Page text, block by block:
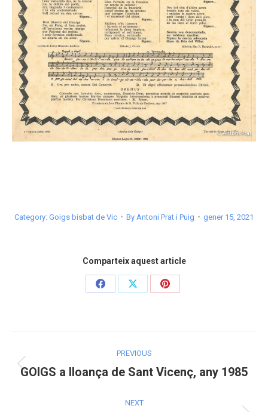
Category: Goigs bisbat de Vic By Antoni Prat i Puig gener 15, 2021
Comparteix aquest article
Share
Share
Share
navigation
PREVIOUS
Previous
GOIGS a lloança de Sant Vicenç, any 1985
NEXT